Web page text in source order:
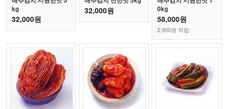
kg
32,000원
32,000원
0kg
58,000원
2,900원 적립